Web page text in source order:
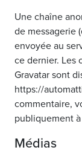
Une chaîne
de messagerie
envoyée au
ce dernier. Les
Gravatar sont
https://
commentaire,
publiquement
Médias